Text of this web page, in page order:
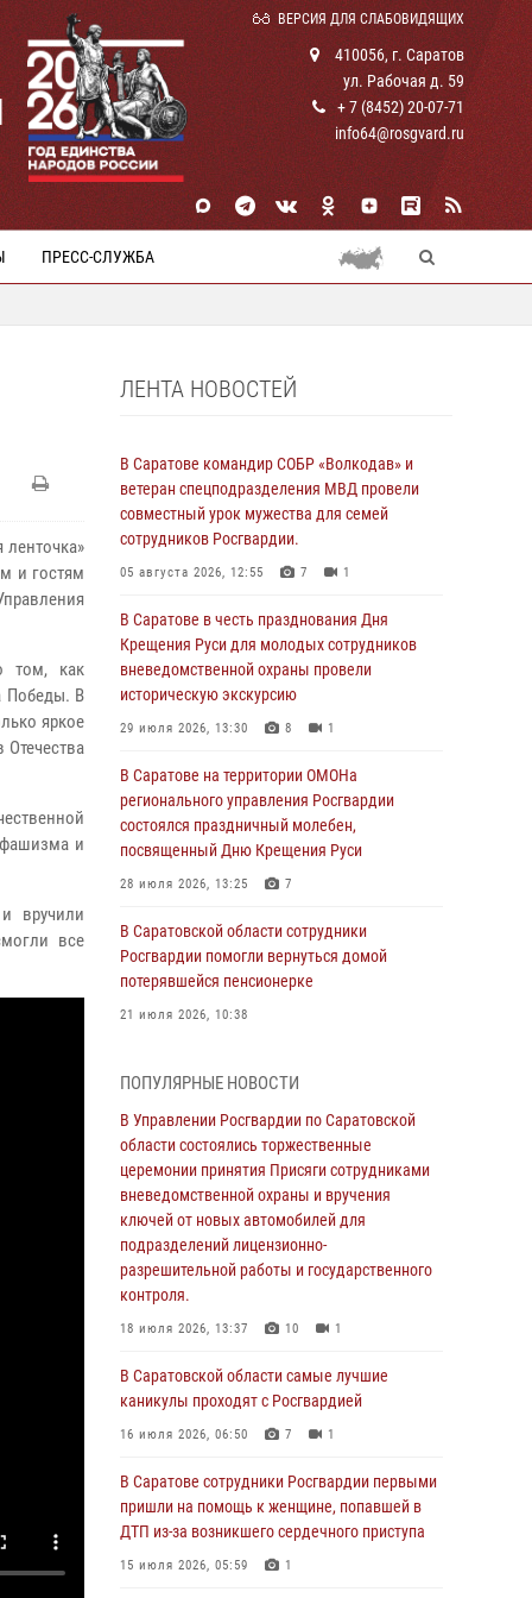
ВЕРСИЯ ДЛЯ СЛАБОВИДЯЩИХ
410056, г. Саратов
ул. Рабочая д. 59
+ 7 (8452) 20-07-71
info64@rosgvard.ru
ПРЕСС-СЛУЖБА
и гостям
том, как
Победы. В
яркое
и
вручили
все
ЛЕНТА НОВОСТЕЙ
В Саратове командир СОБР «Волкодав» и
ветеран спецподразделения МВД провели
совместный урок мужества для семей
сотрудников Росгвардии.
05 августа 2026, 12:55 7 1
В Саратове в честь празднования Дня
Крещения Руси для молодых сотрудников
вневедомственной охраны провели
историческую экскурсию
29 июля 2026, 13:30 8 1
В Саратове на территории ОМОНа
регионального управления Росгвардии
состоялся праздничный молебен,
посвященный Дню Крещения Руси
28 июля 2026, 13:25 7
В Саратовской области сотрудники
Росгвардии помогли вернуться домой
потерявшейся пенсионерке
21 июля 2026, 10:38
области состоялись торжественные
церемонии принятия Присяги сотрудниками
вневедомственной охраны и вручения
ключей от новых автомобилей для
подразделений лицензионно-
разрешительной работы и государственного
18 июля 2026, 13:37 10 1
В Саратовской области самые лучшие
16 июля 2026, 06:50 7 1
В Саратове сотрудники Росгвардии первыми
ДТП из-за возникшего сердечного приступа
15 июля 2026, 05:59 1
В Саратове продолжается масштабная
ПОПУЛЯРНЫЕ НОВОСТИ
В Управлении Росгвардии по Саратовской
области состоялись торжественные
церемонии принятия Присяги сотрудниками
вневедомственной охраны и вручения
ключей от новых автомобилей для
подразделений лицензионно-
разрешительной работы и государственного
контроля.
18 июля 2026, 13:37 10 1
В Саратовской области самые лучшие
каникулы проходят с Росгвардией
16 июля 2026, 06:50 7 1
В Саратове сотрудники Росгвардии первыми
пришли на помощь к женщине, попавшей в
ДТП из-за возникшего сердечного приступа
15 июля 2026, 05:59 1